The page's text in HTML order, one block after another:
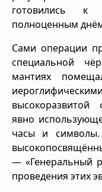
готовились к
полноценным
Сами операции
специальной
мантиях
явно
часы и символы.
— «Генеральный
проведения этих